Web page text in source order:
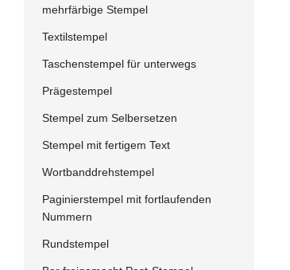
mehrfärbige Stempel
Textilstempel
Taschenstempel für unterwegs
Prägestempel
Stempel zum Selbersetzen
Stempel mit fertigem Text
Wortbanddrehstempel
Paginierstempel mit fortlaufenden
Nummern
Rundstempel